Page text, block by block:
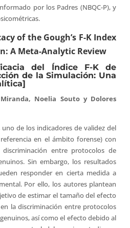
por los Padres (NBQC-P), y
of the Gough’s F-K Index
A Meta-Analytic Review
del Índice F-K de
de la Simulación: Una
Noelia Souto y Dolores
uno de los indicadores de validez del
en el ámbito forense) con
entre protocolos de
Sin embargo, los resultados
responder en cierta medida a
Por ello, los autores plantean
de estimar el tamaño del efecto
la discriminación entre protocolos
así como el efecto debido al